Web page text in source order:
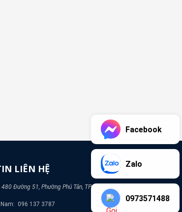
LIÊN HỆ
480 Đường 51, Phường Phú Tân, TP Bình Dương
Nam: 096 137 3787
Facebook
Zalo
0973571488